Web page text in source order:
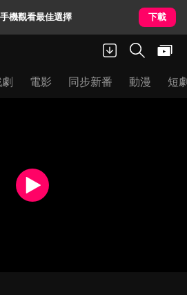
機觀看最佳選擇 下載
電影 同步新番 動漫 短